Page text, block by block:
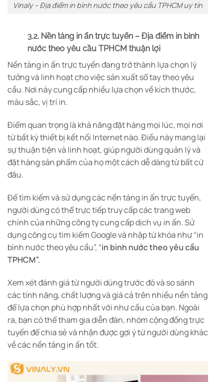
Vinaly – Địa điểm in bình nước theo yêu cầu TPHCM uy tín
3.2. Nền tảng in ấn trực tuyến – Địa điểm in bình
nước theo yêu cầu TPHCM thuận lợi
Nền tảng in ấn trực tuyến đang trở thành lựa chọn lý
tưởng và linh hoạt cho việc sản xuất sổ tay theo yêu
cầu. Nơi này cung cấp nhiều lựa chọn về kích thước,
màu sắc, vị trí in.
Điểm quan trọng là khả năng đặt hàng mọi lúc, mọi nơi
từ bất kỳ thiết bị kết nối Internet nào. Điều này mang lại
sự thuận tiện và linh hoạt, giúp người dùng quản lý và
đặt hàng sản phẩm của họ một cách dễ dàng từ bất cứ
đâu.
Để tìm kiếm và sử dụng các nền tảng in ấn trực tuyến,
người dùng có thể trực tiếp truy cấp các trang web
chính của những công ty cung cấp dịch vụ in ấn. Sử
dụng công cụ tìm kiếm Google và nhập từ khóa như “in
bình nước theo yêu cầu”, “in bình nước theo yêu cầu
TPHCM”.
Xem xét đánh giá từ người dùng trước đó và so sánh
các tính năng, chất lượng và giá cả trên nhiều nền tảng
để lựa chọn phù hợp nhất với như cầu của bạn. Ngoài
ra, bạn có thể tham gia diễn đàn, nhóm cộng đồng trực
tuyến để chia sẻ và nhận được gợi ý từ người dùng khác
về các nền tảng in ấn tốt.